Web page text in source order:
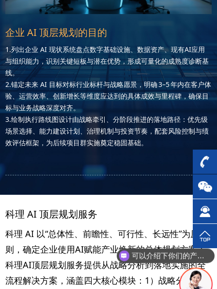
企业 AI 顶层规划的目的
1.列出企业 AI 现状 系统盘点数字基础设施、数据资产、现有AI应用
与组织能力，识别关键短板与潜在优势，形成可量化的成熟度诊断基
线。
2.锚定未来 AI 目标 对标行业标杆与战略愿景，明确 3–5 年内在客户体
验、运营效率、创新增长等维度应达到的具体成效与里程碑，确保目
标与业务战略深度对齐。
3.绘制执行路线图 设计由战略牵引、分阶段推进的落地路径：优先级
场景选择、能力建设计划、治理机制与投资节奏，配套风险控制与绩
效评估框架，为后续项目群实施奠定稳固基础。
科理 AI 顶层规划服务
科理 AI 以“总体性、前瞻性、可行性、长远性”为原
则，确定企业使用AI赋能产业焕新的总体规划方案；
科理AI顶层规划服务提供从战略分析到落地实施的全
流程解决方案，涵盖四大核心模块：1）战略分析与体
可以介绍下你们的产品么？